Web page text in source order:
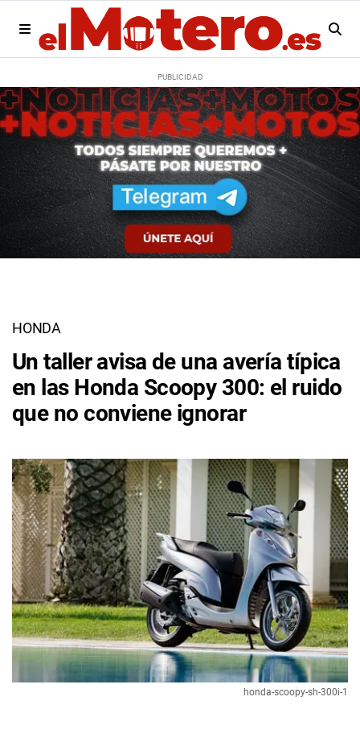
HONDA
Un taller avisa de una avería típica
en las Honda Scoopy 300: el ruido
que no conviene ignorar
honda-scoopy-sh-300i-1